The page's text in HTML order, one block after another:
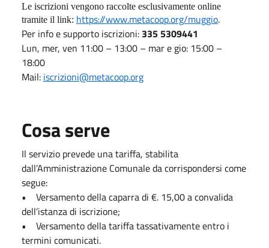
Le iscrizioni vengono raccolte esclusivamente online
tramite il link: https://www.metacoop.org/muggio.
Per info e supporto iscrizioni: 335 5309441
Lun, mer, ven 11:00 – 13:00 – mar e gio: 15:00 –
18:00
Mail: iscrizioni@metacoop.org
Cosa serve
Il servizio prevede una tariffa, stabilita
dall’Amministrazione Comunale da corrispondersi come
segue:
• Versamento della caparra di €. 15,00 a convalida
dell’istanza di iscrizione;
• Versamento della tariffa tassativamente entro i
termini comunicati.